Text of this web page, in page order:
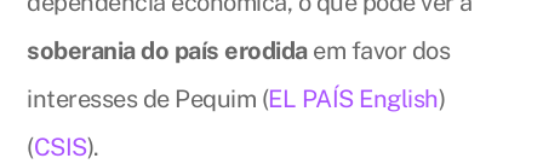
soberania do país erodidaem favor dos
interesses de Pequim (EL PAÍS English)
(CSIS).